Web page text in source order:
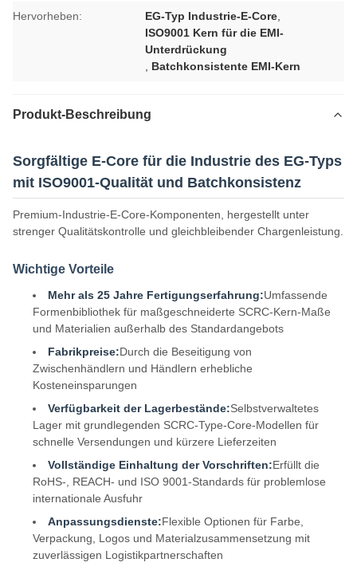
Hervorheben: EG-Typ Industrie-E-Core
ISO9001 Kern für die EMI-
Unterdrückung
Batchkonsistente EMI-Kern
Produkt-Beschreibung
Sorgfältige E-Core für die Industrie des EG-Typs
mit ISO9001-Qualität und Batchkonsistenz
Premium-Industrie-E-Core-Komponenten, hergestellt unter
strenger Qualitätskontrolle und gleichbleibender Chargenleistung.
Wichtige Vorteile
Mehr als 25 Jahre Fertigungserfahrung:Umfassende
Formenbibliothek für maßgeschneiderte SCRC-Kern-Maße
und Materialien außerhalb des Standardangebots
Fabrikpreise:Durch die Beseitigung von
Zwischenhändlern und Händlern erhebliche
Kosteneinsparungen
Verfügbarkeit der Lagerbestände:Selbstverwaltetes
Lager mit grundlegenden SCRC-Type-Core-Modellen für
schnelle Versendungen und kürzere Lieferzeiten
Vollständige Einhaltung der Vorschriften:Erfüllt die
RoHS-, REACH- und ISO 9001-Standards für problemlose
internationale Ausfuhr
Anpassungsdienste:Flexible Optionen für Farbe,
Verpackung, Logos und Materialzusammensetzung mit
zuverlässigen Logistikpartnerschaften